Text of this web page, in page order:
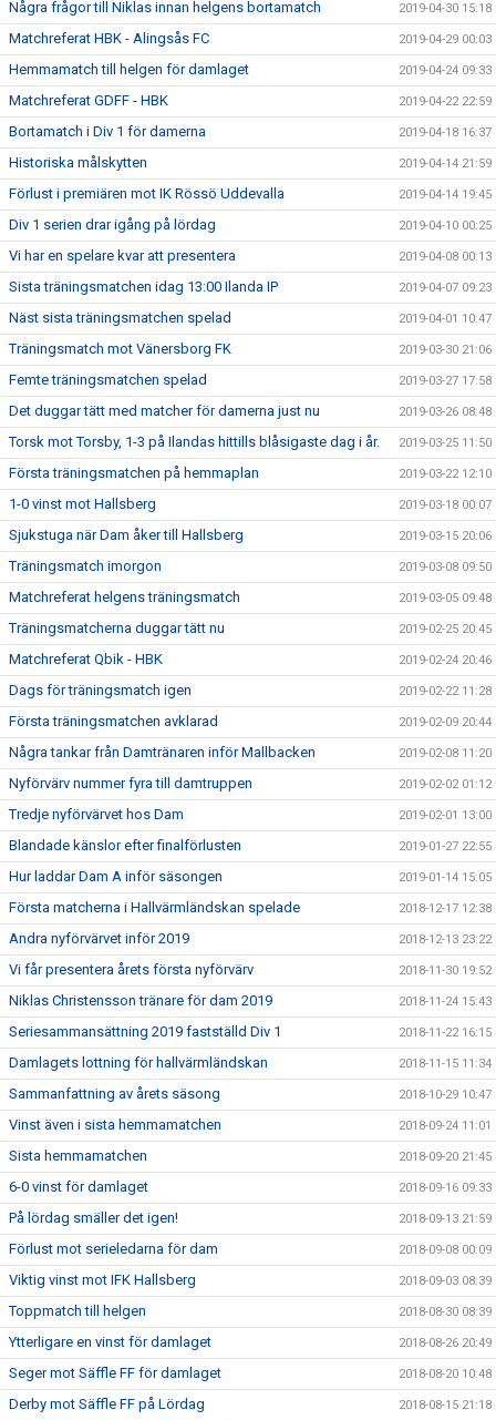
Några frågor till Niklas innan helgens bortamatch 2019-04-30 15:18
Matchreferat HBK - Alingsås FC 2019-04-29 00:03
Hemmamatch till helgen för damlaget 2019-04-24 09:33
Matchreferat GDFF - HBK 2019-04-22 22:59
Bortamatch i Div 1 för damerna 2019-04-18 16:37
Historiska målskytten 2019-04-14 21:59
Förlust i premiären mot IK Rössö Uddevalla 2019-04-14 19:45
Div 1 serien drar igång på lördag 2019-04-10 00:25
Vi har en spelare kvar att presentera 2019-04-08 00:13
Sista träningsmatchen idag 13:00 Ilanda IP 2019-04-07 09:23
Näst sista träningsmatchen spelad 2019-04-01 10:47
Träningsmatch mot Vänersborg FK 2019-03-30 21:06
Femte träningsmatchen spelad 2019-03-27 17:58
Det duggar tätt med matcher för damerna just nu 2019-03-26 08:48
Torsk mot Torsby, 1-3 på Ilandas hittills blåsigaste dag i år. 2019-03-25 11:50
Första träningsmatchen på hemmaplan 2019-03-22 12:10
1-0 vinst mot Hallsberg 2019-03-18 00:07
Sjukstuga när Dam åker till Hallsberg 2019-03-15 20:06
Träningsmatch imorgon 2019-03-08 09:50
Matchreferat helgens träningsmatch 2019-03-05 09:48
Träningsmatcherna duggar tätt nu 2019-02-25 20:45
Matchreferat Qbik - HBK 2019-02-24 20:46
Dags för träningsmatch igen 2019-02-22 11:28
Första träningsmatchen avklarad 2019-02-09 20:44
Några tankar från Damtränaren inför Mallbacken 2019-02-08 11:20
Nyförvärv nummer fyra till damtruppen 2019-02-02 01:12
Tredje nyförvärvet hos Dam 2019-02-01 13:00
Blandade känslor efter finalförlusten 2019-01-27 22:55
Hur laddar Dam A inför säsongen 2019-01-14 15:05
Första matcherna i Hallvärmländskan spelade 2018-12-17 12:38
Andra nyförvärvet inför 2019 2018-12-13 23:22
Vi får presentera årets första nyförvärv 2018-11-30 19:52
Niklas Christensson tränare för dam 2019 2018-11-24 15:43
Seriesammansättning 2019 fastställd Div 1 2018-11-22 16:15
Damlagets lottning för hallvärmländskan 2018-11-15 11:34
Sammanfattning av årets säsong 2018-10-29 10:47
Vinst även i sista hemmamatchen 2018-09-24 11:01
Sista hemmamatchen 2018-09-20 21:45
6-0 vinst för damlaget 2018-09-16 09:33
På lördag smäller det igen! 2018-09-13 21:59
Förlust mot serieledarna för dam 2018-09-08 00:09
Viktig vinst mot IFK Hallsberg 2018-09-03 08:39
Toppmatch till helgen 2018-08-30 08:39
Ytterligare en vinst för damlaget 2018-08-26 20:49
Seger mot Säffle FF för damlaget 2018-08-20 10:48
Derby mot Säffle FF på Lördag 2018-08-15 21:18